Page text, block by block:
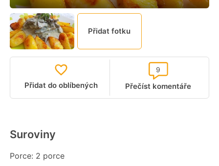
Přidat fotku
Přidat do oblíbených Přečíst komentáře
9
Suroviny
Porce: 2 porce